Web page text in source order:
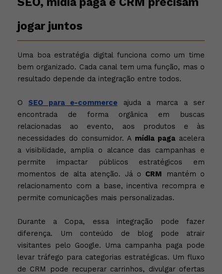
jogar juntos
Uma boa estratégia digital funciona como um time
bem organizado. Cada canal tem uma função, mas o
resultado depende da integração entre todos.
O SEO para e-commerce ajuda a marca a ser
encontrada de forma orgânica em buscas
relacionadas ao evento, aos produtos e às
necessidades do consumidor. A mídia paga acelera
a visibilidade, amplia o alcance das campanhas e
permite impactar públicos estratégicos em
momentos de alta atenção. Já o CRM mantém o
relacionamento com a base, incentiva recompra e
permite comunicações mais personalizadas.
Durante a Copa, essa integração pode fazer
diferença. Um conteúdo de blog pode atrair
visitantes pelo Google. Uma campanha paga pode
levar tráfego para categorias estratégicas. Um fluxo
de CRM pode recuperar carrinhos, divulgar ofertas